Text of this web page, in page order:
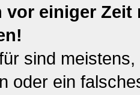
vor einiger
sind
oder ein